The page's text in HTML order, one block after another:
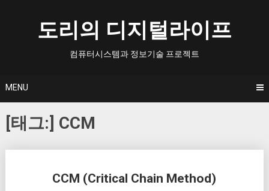
도리의 디지털라이프
컴퓨터시스템과 정보기술 프로젝트
MENU
[태그:] CCM
CCM (Critical Chain Method)
navigation